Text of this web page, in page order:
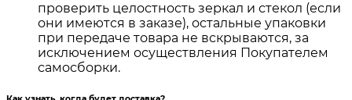
проверить целостность зеркал и стекол (если
они имеются в заказе), остальные упаковки
при передаче товара не вскрываются, за
исключением осуществления Покупателем
самосборки.